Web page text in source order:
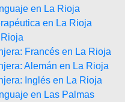
en La Rioja
en La Rioja
Francés en La Rioja
Alemán en La Rioja
Inglés en La Rioja
en Las Palmas